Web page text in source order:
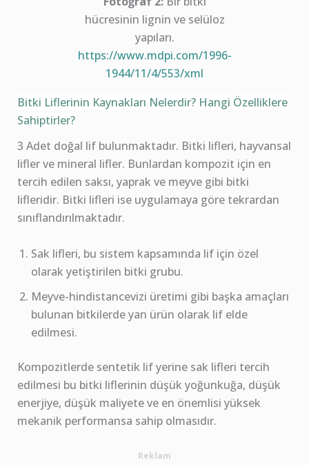
hücresinin lignin ve selüloz
yapıları.
https://www.mdpi.com/1996-
1944/11/4/553/xml
Bitki Liflerinin Kaynakları Nelerdir? Hangi Özelliklere
Sahiptirler?
3 Adet doğal lif bulunmaktadır. Bitki lifleri, hayvansal
lifler ve mineral lifler. Bunlardan kompozit için en
tercih edilen saksı, yaprak ve meyve gibi bitki
lifleridir. Bitki lifleri ise uygulamaya göre tekrardan
sınıflandırılmaktadır.
Sak lifleri, bu sistem kapsamında lif için özel
olarak yetiştirilen bitki grubu.
Meyve-hindistancevizi üretimi gibi başka amaçları
bulunan bitkilerde yan ürün olarak lif elde
edilmesi.
Kompozitlerde sentetik lif yerine sak lifleri tercih
edilmesi bu bitki liflerinin düşük yoğunkuğa, düşük
enerjiye, düşük maliyete ve en önemlisi yüksek
mekanik performansa sahip olmasıdır.
Reklam